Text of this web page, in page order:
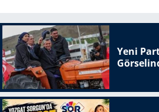
Yeni